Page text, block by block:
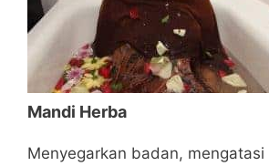
Mandi Herba
Menyegarkan badan, mengatasi